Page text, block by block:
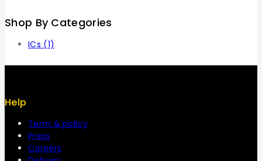
Shop By Categories
ICs (1)
Help
Term & policy
Press
Careers